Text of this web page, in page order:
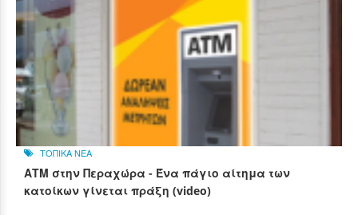
ΤΟΠΙΚΑ ΝΕΑ
ΑΤΜ στην Περαχώρα - Ένα πάγιο αίτημα των
κατοίκων γίνεται πράξη (video)